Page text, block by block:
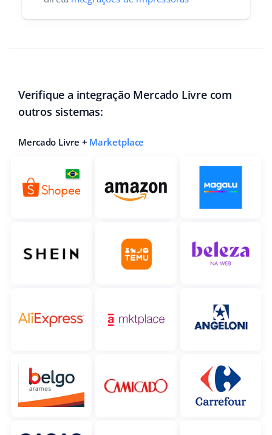
Verifique a integração Mercado Livre com
outros sistemas:
Mercado Livre + Marketplace